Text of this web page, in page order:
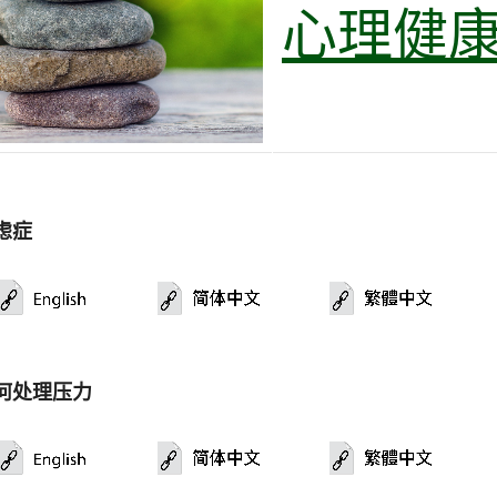
心理健
症
处理压力